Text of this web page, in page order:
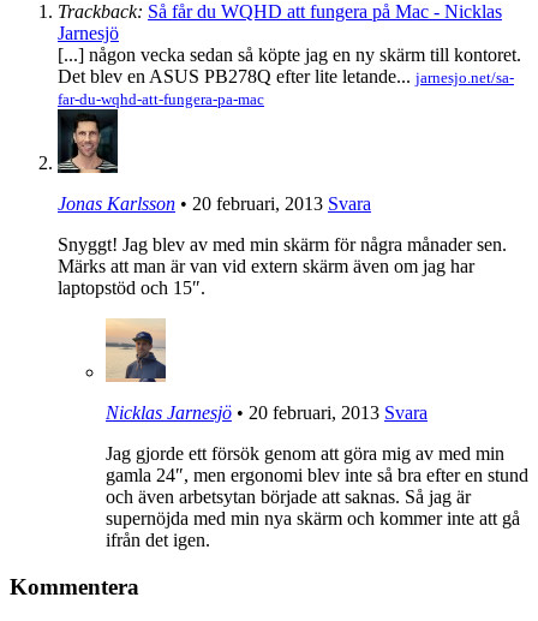
Trackback: Så får du WQHD att fungera på Mac - Nicklas
Jarnesjö
[...] någon vecka sedan så köpte jag en ny skärm till kontoret.
Det blev en ASUS PB278Q efter lite letande... jarnesjo.net/sa-
far-du-wqhd-att-fungera-pa-mac
Jonas Karlsson • 20 februari, 2013 Svara
Snyggt! Jag blev av med min skärm för några månader sen.
Märks att man är van vid extern skärm även om jag har
laptopstöd och 15″.
Nicklas Jarnesjö • 20 februari, 2013 Svara
Jag gjorde ett försök genom att göra mig av med min
gamla 24″, men ergonomi blev inte så bra efter en stund
och även arbetsytan började att saknas. Så jag är
supernöjda med min nya skärm och kommer inte att gå
ifrån det igen.
Kommentera